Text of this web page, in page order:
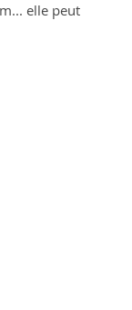
elle peut